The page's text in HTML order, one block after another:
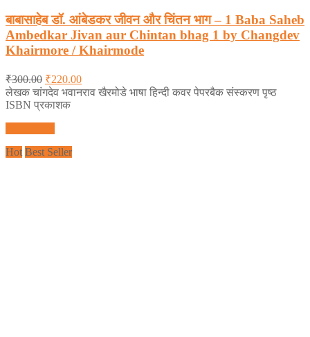
बाबासाहेब डॉ. आंबेडकर जीवन और चिंतन भाग – 1 Baba Saheb
Ambedkar Jivan aur Chintan bhag 1 by Changdev
Khairmore / Khairmode
₹300.00 ₹220.00
लेखक चांगदेव भवानराव खैरमोडे भाषा हिन्दी कवर पेपरबैक संस्करण पृष्ठ
ISBN प्रकाशक
Hot Best Seller